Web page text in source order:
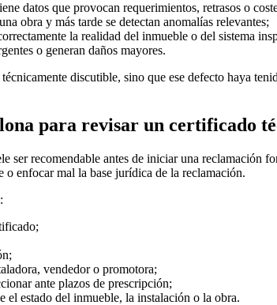
datos que provocan requerimientos, retrasos o
obra y más tarde se detectan anomalías relevantes;
la realidad del inmueble o del sistema
o generan daños mayores.
discutible, sino que ese defecto haya
para revisar un certificado
ser recomendable antes de iniciar una reclamación
enfocar mal la base jurídica de la reclamación.
vendedor o promotora;
ante plazos de prescripción;
el estado del inmueble, la instalación o la obra.